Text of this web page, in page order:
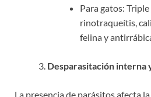
Para gatos:
rinotraqueítis,
felina y
Desparasitación interna
La presencia de parásitos afecta